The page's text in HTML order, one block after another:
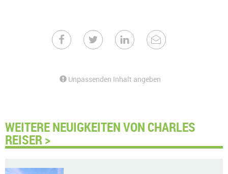
Unpassenden Inhalt angeben
WEITERE NEUIGKEITEN VON CHARLES
REISER >